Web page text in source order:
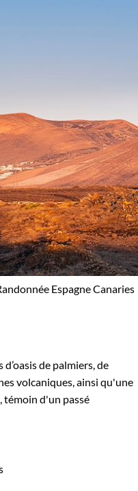
de palmiers, de
volcaniques, ainsi qu'une
témoin d'un passé